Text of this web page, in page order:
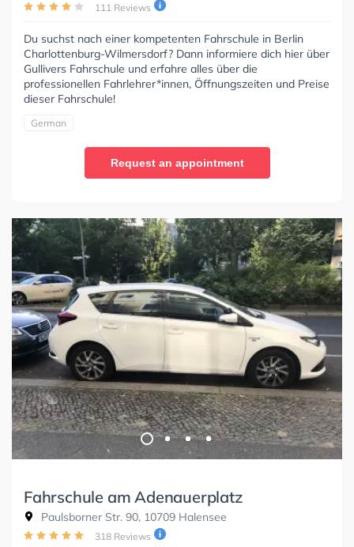
111 Reviews
Du suchst nach einer kompetenten Fahrschule in Berlin
Charlottenburg-Wilmersdorf? Dann informiere dich hier über
Gullivers Fahrschule und erfahre alles über die
professionellen Fahrlehrer*innen, Öffnungszeiten und Preise
dieser Fahrschule!
German
Request an appointment
Fahrschule am Adenauerplatz
Paulsborner Str. 90, 10709 Halensee
318 Reviews